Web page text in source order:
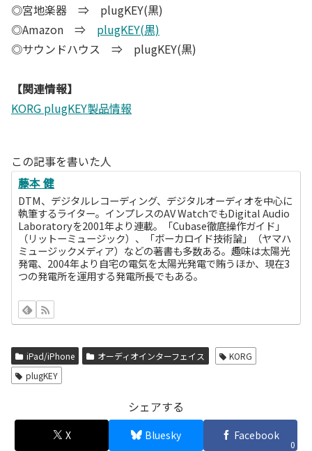
◎宮地楽器 ⇒ plugKEY(黒)
◎Amazon ⇒ plugKEY(黒)
◎サウンドハウス ⇒ plugKEY(黒)
【関連情報】
KORG plugKEY製品情報
この記事を書いた人
藤本 健
DTM、デジタルレコーディング、デジタルオーディオを中心に
執筆するライター。インプレスのAV WatchでもDigital Audio
Laboratoryを2001年より連載。「Cubase徹底操作ガイド」
（リットーミュージック）、「ボーカロイド技術論」（ヤマハ
ミュージックメディア）などの著書も多数ある。趣味は太陽光
発電、2004年より自宅の電気を太陽光発電で賄うほか、現在3
つの発電所を運用する発電所長でもある。
iPad/iPhone オーディオインターフェイス
KORG
plugKEY
シェアする
X Bluesky Facebook
0